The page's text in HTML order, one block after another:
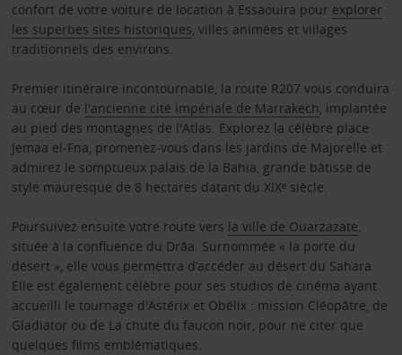
confort de votre voiture de location à Essaouira pour explorer
les superbes sites historiques, villes animées et villages
traditionnels des environs.
Premier itinéraire incontournable, la route R207 vous conduira
au cœur de l'ancienne cité impériale de Marrakech, implantée
au pied des montagnes de l'Atlas. Explorez la célèbre place
Jemaa el-Fna, promenez-vous dans les jardins de Majorelle et
admirez le somptueux palais de la Bahia, grande bâtisse de
style mauresque de 8 hectares datant du XIXᵉ siècle.
Poursuivez ensuite votre route vers la ville de Ouarzazate,
située à la confluence du Drâa. Surnommée « la porte du
désert », elle vous permettra d’accéder au désert du Sahara.
Elle est également célèbre pour ses studios de cinéma ayant
accueilli le tournage d'Astérix et Obélix : mission Cléopâtre, de
Gladiator ou de La chute du faucon noir, pour ne citer que
quelques films emblématiques.